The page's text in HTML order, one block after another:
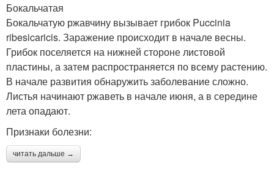
Бокальчатая
Бокальчатую ржавчину вызывает грибок Puccinia
ribesicaricis. Заражение происходит в начале весны.
Грибок поселяется на нижней стороне листовой
пластины, а затем распространяется по всему растению.
В начале развития обнаружить заболевание сложно.
Листья начинают ржаветь в начале июня, а в середине
лета опадают.
Признаки болезни:
читать дальше →